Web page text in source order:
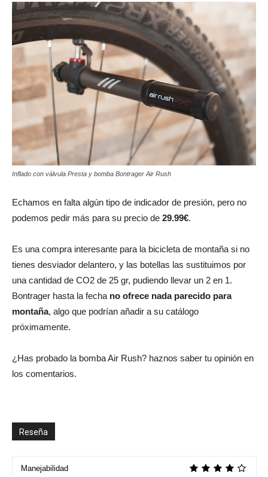
Inflado con válvula Presta y bomba Bontrager Air Rush
Echamos en falta algún tipo de indicador de presión, pero no
podemos pedir más para su precio de 29.99€.
Es una compra interesante para la bicicleta de montaña si no
tienes desviador delantero, y las botellas las sustituimos por
una cantidad de CO2 de 25 gr, pudiendo llevar un 2 en 1.
Bontrager hasta la fecha no ofrece nada parecido para
montaña, algo que podrían añadir a su catálogo
próximamente.
¿Has probado la bomba Air Rush? haznos saber tu opinión en
los comentarios.
Reseña
Manejabilidad